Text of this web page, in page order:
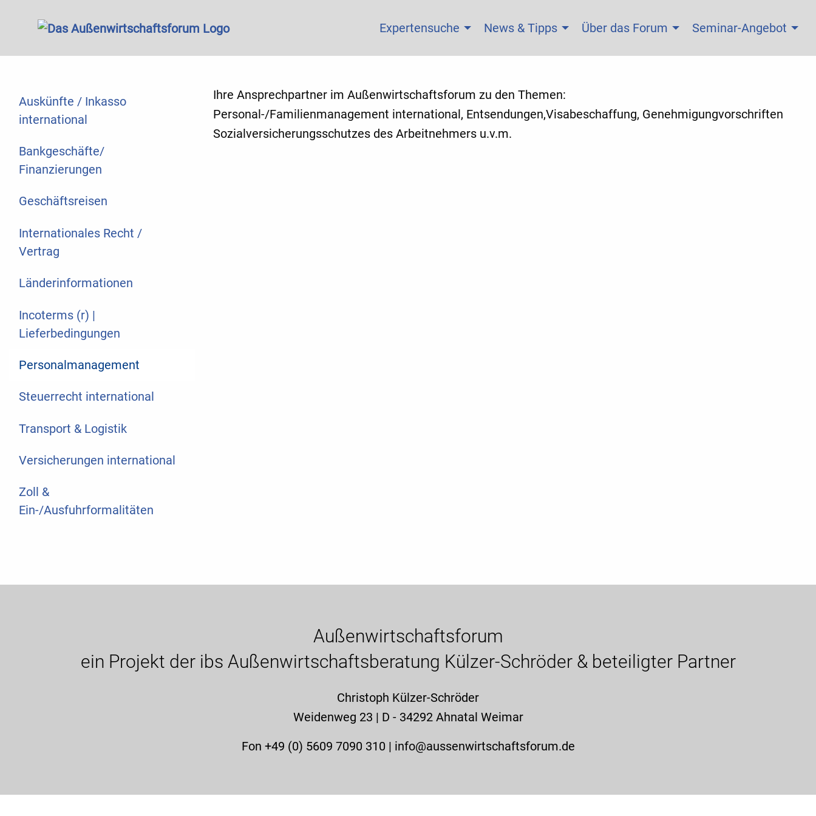
Expertensuche News & Tipps Über das Forum Seminar-Angebot
Auskünfte / Inkasso
international
Bankgeschäfte/
Finanzierungen
Geschäftsreisen
Internationales Recht /
Vertrag
Länderinformationen
Incoterms (r) |
Lieferbedingungen
Personalmanagement
Steuerrecht international
Transport & Logistik
Versicherungen international
Zoll &
Ein-/Ausfuhrformalitäten
Ihre Ansprechpartner im Außenwirtschaftsforum zu den Themen:
Personal-/Familienmanagement international, Entsendungen,Visabeschaffung, Genehmigungvorschriften
Sozialversicherungsschutzes des Arbeitnehmers u.v.m.
Außenwirtschaftsforum
ein Projekt der ibs Außenwirtschaftsberatung Külzer-Schröder & beteiligter Partner
Christoph Külzer-Schröder
Weidenweg 23 | D - 34292 Ahnatal Weimar
Fon +49 (0) 5609 7090 310 | info@aussenwirtschaftsforum.de